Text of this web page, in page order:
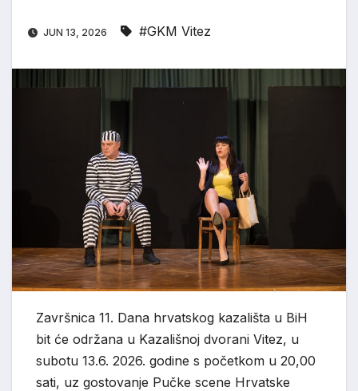
JUN 13, 2026 #GKM Vitez
Završnica 11. Dana hrvatskog kazališta u BiH
bit će održana u Kazališnoj dvorani Vitez, u
subotu 13.6. 2026. godine s početkom u 20,00
sati, uz gostovanje Pučke scene Hrvatske